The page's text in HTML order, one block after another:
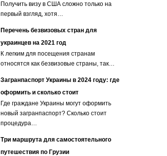
Получить визу в США сложно только на
первый взгляд, хотя…
Перечень безвизовых стран для
украинцев на 2021 год
К легким для посещения странам
относятся как безвизовые страны, так…
Загранпаспорт Украины в 2024 году: где
оформить и сколько стоит
Где граждане Украины могут оформить
новый загранпаспорт? Сколько стоит
процедура…
Три маршрута для самостоятельного
путешествия по Грузии